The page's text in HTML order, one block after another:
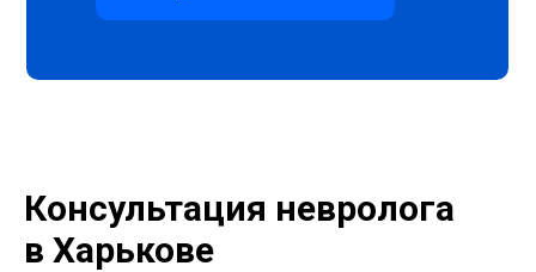
Консультация невролога
в Харькове